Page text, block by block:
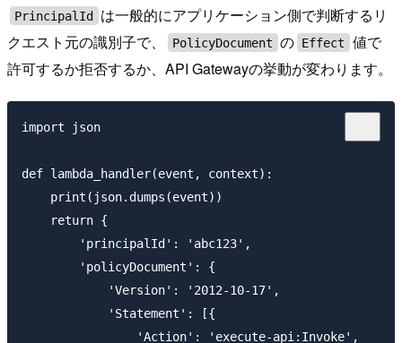
PrincipalId は一般的にアプリケーション側で判断するリ
クエスト元の識別子で、
PolicyDocument の Effect
値で
許可するか拒否するか、API Gatewayの挙動が変わります。
import json
def lambda_handler(event, context):
    print(json.dumps(event))
    return {
        'principalId': 'abc123',
        'policyDocument': {
            'Version': '2012-10-17',
            'Statement': [{
                'Action': 'execute-api:Invoke',